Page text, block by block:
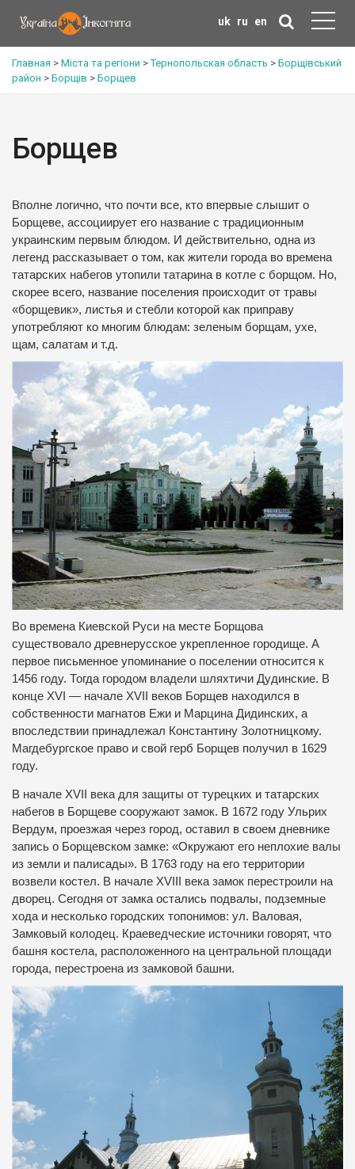
uk ru en
Главная > Міста та регіони >Тернопольская область > Борщівський
район > Борщів > Борщев
Борщев
Вполне логично, что почти все, кто впервые слышит о
Борщеве, ассоциирует его название с традиционным
украинским первым блюдом. И действительно, одна из
легенд рассказывает о том, как жители города во времена
татарских набегов утопили татарина в котле с борщом. Но,
скорее всего, название поселения происходит от травы
«борщевик», листья и стебли которой как приправу
употребляют ко многим блюдам: зеленым борщам, ухе,
щам, салатам и т.д.
Во времена Киевской Руси на месте Борщова
существовало древнерусское укрепленное городище. А
первое письменное упоминание о поселении относится к
1456 году. Тогда городом владели шляхтичи Дудинские. В
конце XVI — начале XVII веков Борщев находился в
собственности магнатов Ежи и Марцина Дидинских, а
впоследствии принадлежал Константину Золотницкому.
Магдебургское право и свой герб Борщев получил в 1629
году.
В начале XVII века для защиты от турецких и татарских
набегов в Борщеве сооружают замок. В 1672 году Ульрих
Вердум, проезжая через город, оставил в своем дневнике
запись о Борщевском замке: «Окружают его неплохие валы
из земли и палисады». В 1763 году на его территории
возвели костел. В начале XVIII века замок перестроили на
дворец. Сегодня от замка остались подвалы, подземные
хода и несколько городских топонимов: ул. Валовая,
Замковый колодец. Краеведческие источники говорят, что
башня костела, расположенного на центральной площади
города, перестроена из замковой башни.